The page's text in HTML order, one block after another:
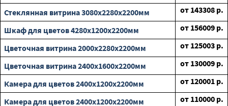
Стеклянная витрина 3080х2280х2200мм
от 143308 р.
Шкаф для цветов 4280х1200х2200мм
от 156009 р.
Цветочная витрина 2000х2280х2200мм
от 125003 р.
Цветочная витрина 2400х1600х2200мм
от 130009 р.
Камера для цветов 2400х1200х2200мм
от 120001 р.
Камера для цветов 2400х1200х2200мм
от 110000 р.